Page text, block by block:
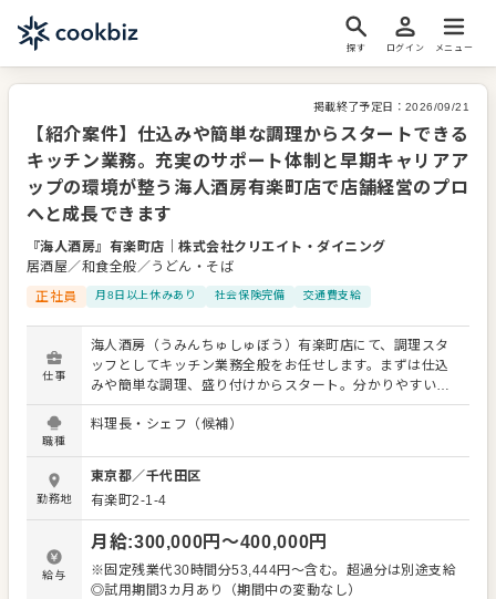
探す ログイン メニュー
掲載終了予定日： 2026/09/21
【紹介案件】仕込みや簡単な調理からスタートできる
キッチン業務。充実のサポート体制と早期キャリアア
ップの環境が整う海人酒房有楽町店で店舗経営のプロ
へと成長できます
『海人酒房』有楽町店 ｜株式会社クリエイト・ダイニング
居酒屋／和食全般／うどん・そば
正社員
月8日以上休みあり 社会保険完備 交通費支給
仕事
海人酒房（うみんちゅしゅぼう）有楽町店にて、調理スタ
ッフとしてキッチン業務全般をお任せします。まずは仕込
みや簡単な調理、盛り付けからスタート。分かりやすいマ
ニュアルを完備しているため、新しい環境にもスムーズに
馴染めます。 東証プライム上場グループの安定性と、現場
まで多彩なブランドを展開しており、現場で専門性を磨い
た後は、早期のキャリアアップが目指せます。 入社1年以
内で店長へ昇格した実績も多数。将来的には、業績管理や
アルバイトの育成といった店舗マネジメントはもちろん、
新店舗のブランディングや商品企画、マーケティングな
ど、本部のコア業務に挑戦できるチャンスも広がっていま
す。 ＜おすすめポイント＞ 東証プライム上場グループなら
職種
料理長・シェフ（候補）
勤務地
東京都／千代田区
有楽町2-1-4
給与
月給:300,000円〜400,000円
※固定残業代30時間分53,444円～含む。超過分は別途支給
◎試用期間3カ月あり（期間中の変動なし）